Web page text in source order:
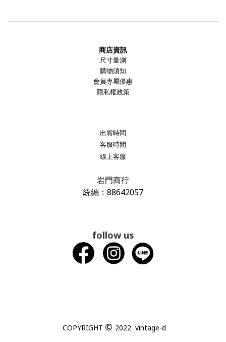
商店資訊
尺寸量測
購物須知
會員專屬優惠
隱私權政策
出貨時間
客服時間
線上客服
岩門商行
統編：88642057
follow us
COPYRIGHT © 2022 vintage-d